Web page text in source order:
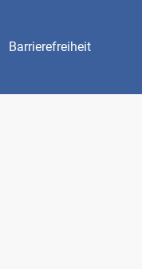
Barrierefreiheit